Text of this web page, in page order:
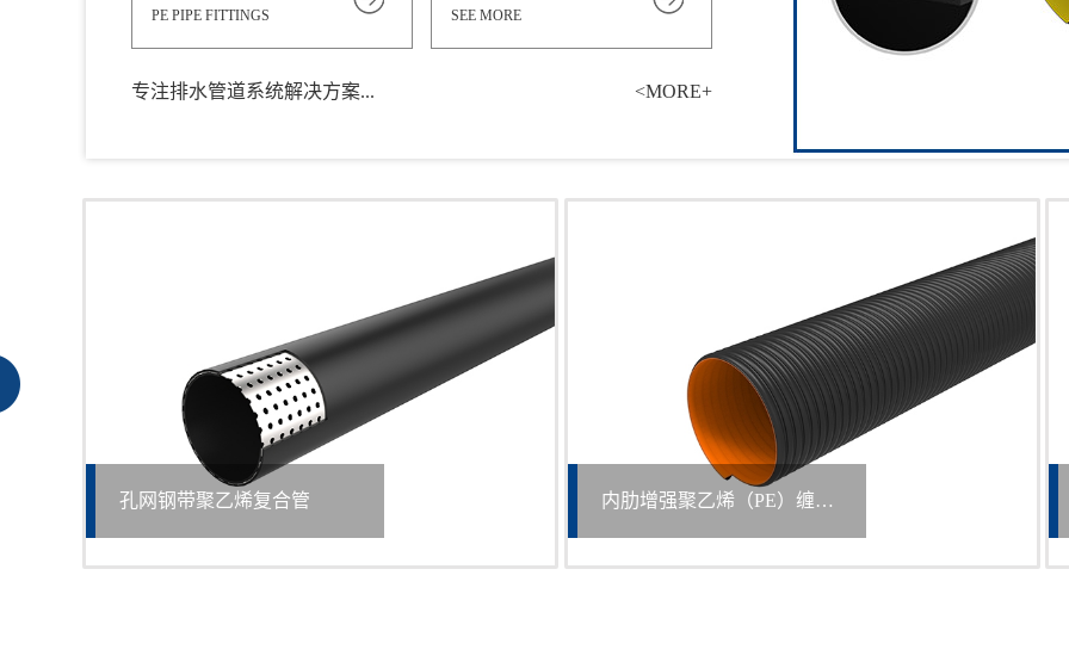
PE PIPE FITTINGS SEE MORE
专注排水管道系统解决方案... <MORE+
电熔直接